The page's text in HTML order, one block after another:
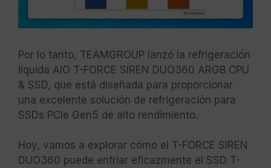
Por lo tanto, TEAMGROUP lanzó la refrigeración
líquida AIO T-FORCE SIREN DUO360 ARGB CPU
& SSD, que está diseñada para proporcionar
una excelente solución de refrigeración para
SSDs PCIe Gen5 de alto rendimiento.
Hoy, vamos a explorar cómo el T-FORCE SIREN
DUO360 puede enfriar eficazmente el SSD T-